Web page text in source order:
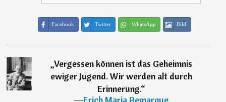
Facebook Twitter WhatsApp Bild
„Vergessen können ist das Geheimnis
ewiger Jugend. Wir werden alt durch
Erinnerung.“